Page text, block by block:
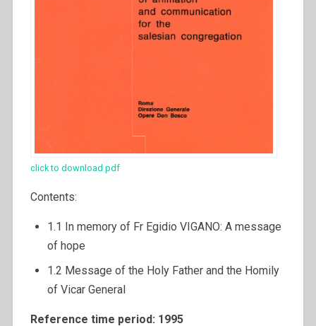
click to download pdf
Contents:
1.1 In memory of Fr Egidio VIGANO: A message
of hope
1.2 Message of the Holy Father and the Homily
of Vicar General
Reference time period: 1995